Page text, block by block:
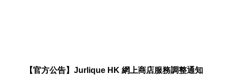
【官方公告】Jurlique HK 網上商店服務調整通知